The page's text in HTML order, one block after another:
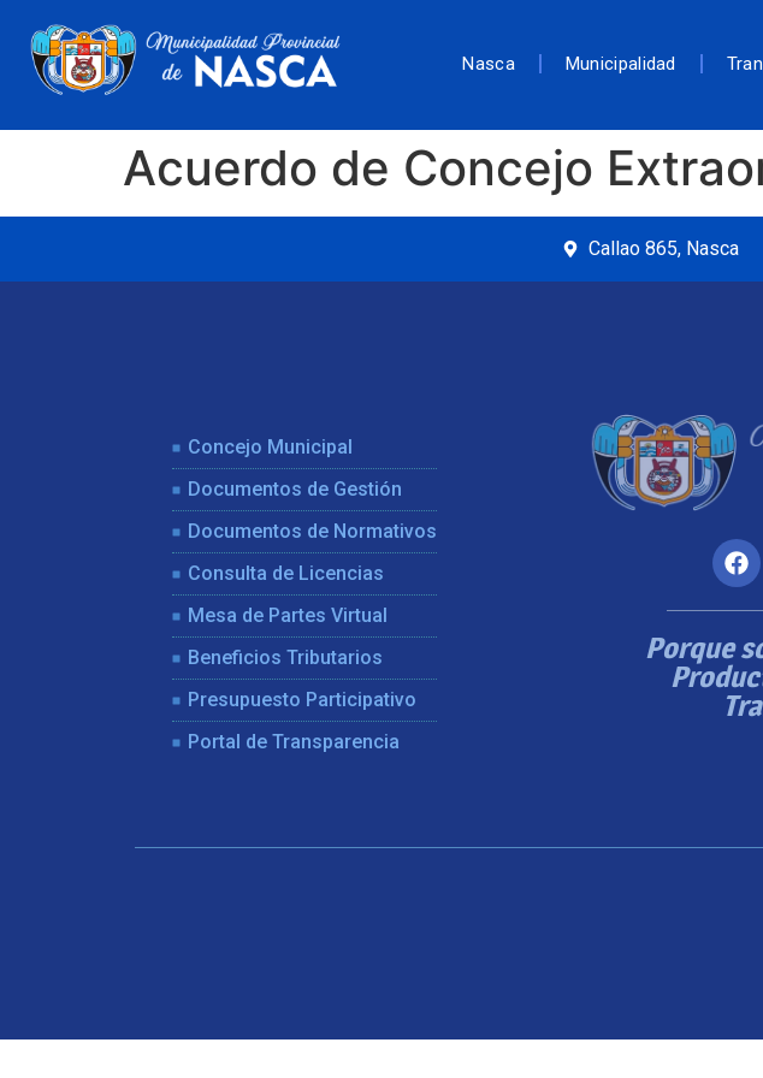
Nasca Municipalidad
Acuerdo de Concejo
Callao 865, Nasca
Concejo Municipal
Documentos de Gestión
Documentos de Normativos
Consulta de Licencias
Mesa de Partes Virtual
Beneficios Tributarios
Presupuesto Participativo
Portal de Transparencia
Porque